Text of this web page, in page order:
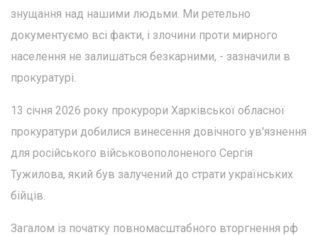
знущання над нашими людьми. Ми ретельно
документуємо всі факти, і злочини проти мирного
населення не залишаться безкарними, - зазначили в
прокуратурі.
13 січня 2026 року прокурори Харківської обласної
прокуратури добилися винесення довічного ув'язнення
для російського військовополоненого Сергія
Тужилова, який був залучений до страти українських
бійців.
Загалом із початку повномасштабного вторгнення рф